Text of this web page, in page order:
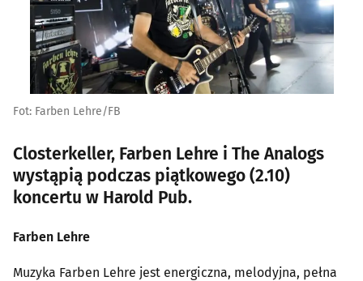
Fot: Farben Lehre/FB
Closterkeller, Farben Lehre i The Analogs
wystąpią podczas piątkowego (2.10)
koncertu w Harold Pub.
Farben Lehre
Muzyka Farben Lehre jest energiczna, melodyjna, pełna